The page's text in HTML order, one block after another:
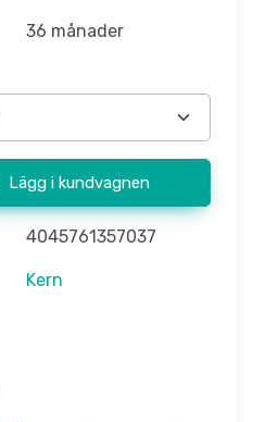
36 månader
Lägg i kundvagnen
4045761357037
Kern